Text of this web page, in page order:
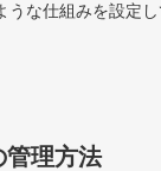
うな仕組みを設定
管理方法